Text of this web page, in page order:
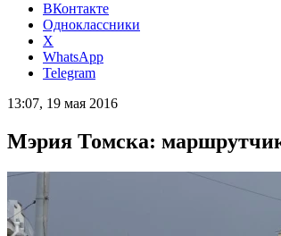
ВКонтакте
Одноклассники
X
WhatsApp
Telegram
13:07, 19 мая 2016
Мэрия Томска: